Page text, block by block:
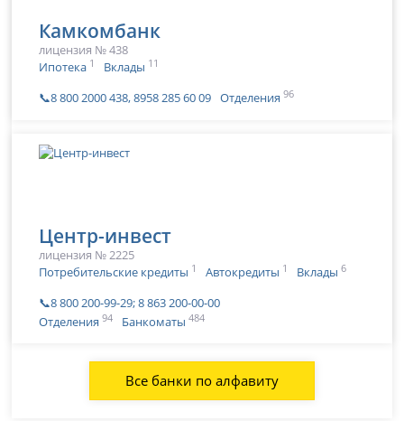
Камкомбанк
лицензия № 438
Ипотека 1 Вклады 11
📞8 800 2000 438, 8958 285 60 09 Отделения 96
Центр-инвест
лицензия № 2225
Потребительские кредиты 1 Автокредиты 1 Вклады 6
📞8 800 200-99-29; 8 863 200-00-00
Отделения 94 Банкоматы 484
Все банки по алфавиту